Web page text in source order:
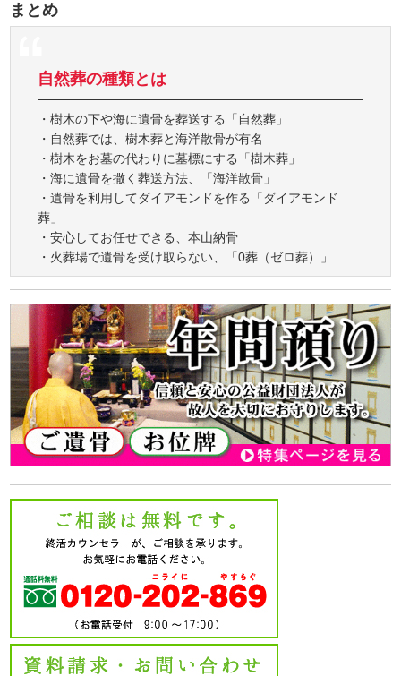
まとめ
自然葬の種類とは
・樹木の下や海に遺骨を葬送する「自然葬」
・自然葬では、樹木葬と海洋散骨が有名
・樹木をお墓の代わりに墓標にする「樹木葬」
・海に遺骨を撒く葬送方法、「海洋散骨」
・遺骨を利用してダイアモンドを作る「ダイアモンド
葬」
・安心してお任せできる、本山納骨
・火葬場で遺骨を受け取らない、「0葬（ゼロ葬）」